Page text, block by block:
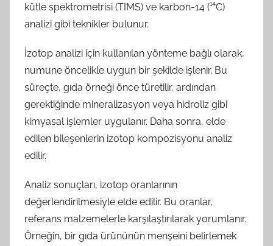
kütle spektrometrisi (TIMS) ve karbon-14 (¹⁴C)
analizi gibi teknikler bulunur.
İzotop analizi için kullanılan yönteme bağlı olarak,
numune öncelikle uygun bir şekilde işlenir. Bu
süreçte, gıda örneği önce türetilir, ardından
gerektiğinde mineralizasyon veya hidroliz gibi
kimyasal işlemler uygulanır. Daha sonra, elde
edilen bileşenlerin izotop kompozisyonu analiz
edilir.
Analiz sonuçları, izotop oranlarının
değerlendirilmesiyle elde edilir. Bu oranlar,
referans malzemelerle karşılaştırılarak yorumlanır.
Örneğin, bir gıda ürününün menşeini belirlemek